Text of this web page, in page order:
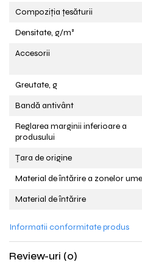
Compoziția țesăturii
Densitate, g/m²
Accesorii
Greutate, g
Bandă antivânt
Reglarea marginii inferioare a
produsului
Țara de origine
Material de întărire a zonelor
Material de întărire
Informatii conformitate produs
Review-uri (0)